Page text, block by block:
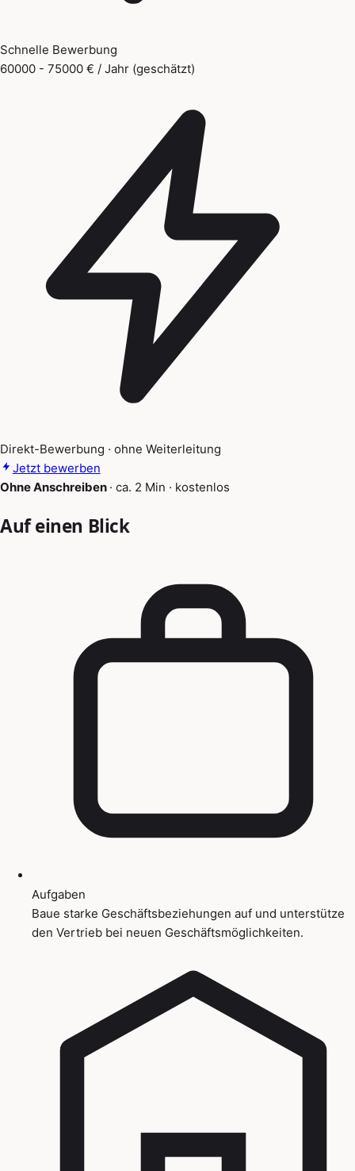
Schnelle Bewerbung
60000 - 75000 € / Jahr (geschätzt)
Direkt-Bewerbung · ohne Weiterleitung
Jetzt bewerben
Ohne Anschreiben · ca. 2 Min · kostenlos
Auf einen Blick
Aufgaben
Baue starke Geschäftsbeziehungen auf und unterstütze
den Vertrieb bei neuen Geschäftsmöglichkeiten.